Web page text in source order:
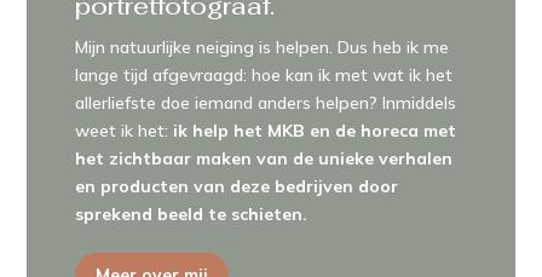
Mijn natuurlijke neiging is helpen. Dus heb ik me
lange tijd afgevraagd: hoe kan ik met wat ik het
allerliefste doe iemand anders helpen? Inmiddels
weet ik het: ik help het MKB en de horeca met
het zichtbaar maken van de unieke verhalen
en producten van deze bedrijven door
sprekend beeld te schieten.